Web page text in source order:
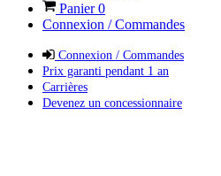
Panier0
Connexion / Commandes
Connexion / Commandes
Prix garanti pendant 1 an
Carrières
Devenez un concessionnaire